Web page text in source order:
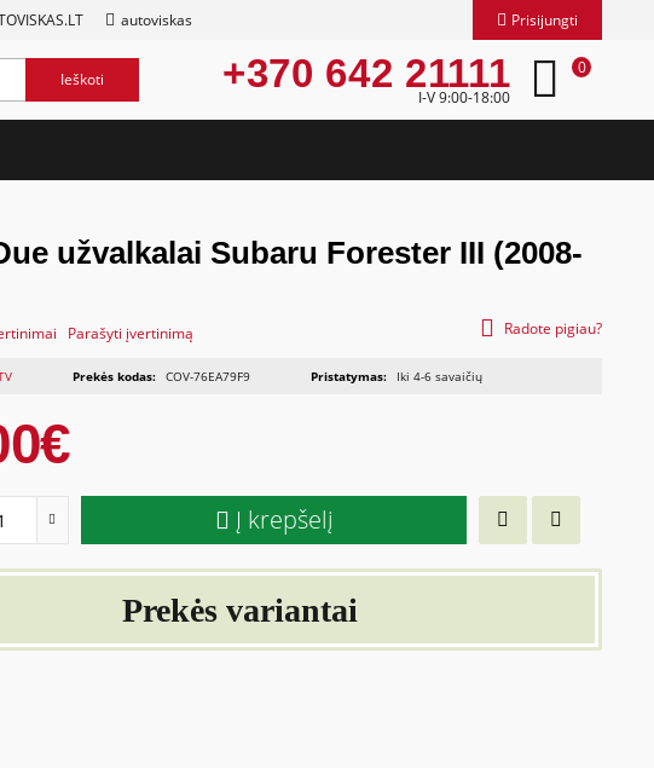
autoviskas Prisijungti
Ieškoti +370 642 21111
I-V 9:00-18:00
0
užvalkalai Subaru Forester III (2008-
Parašyti įvertinimą Radote pigiau?
Prekės kodas: COV-76EA79F9 Pristatymas: Iki 4-6 savaičių
Į krepšelį
Prekės variantai